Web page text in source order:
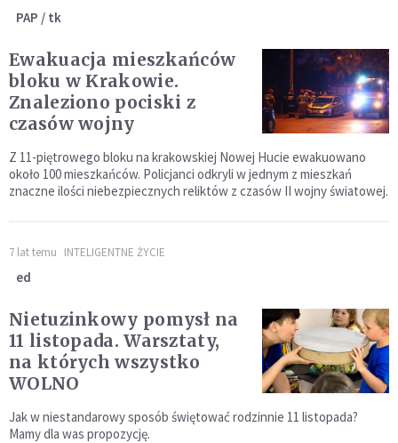
PAP / tk
Ewakuacja mieszkańców
bloku w Krakowie.
Znaleziono pociski z
czasów wojny
Z 11-piętrowego bloku na krakowskiej Nowej Hucie ewakuowano
około 100 mieszkańców. Policjanci odkryli w jednym z mieszkań
znaczne ilości niebezpiecznych reliktów z czasów II wojny światowej.
7 lat temu INTELIGENTNE ŻYCIE
ed
Nietuzinkowy pomysł na
11 listopada. Warsztaty,
na których wszystko
WOLNO
Jak w niestandarowy sposób świętować rodzinnie 11 listopada?
Mamy dla was propozycję.